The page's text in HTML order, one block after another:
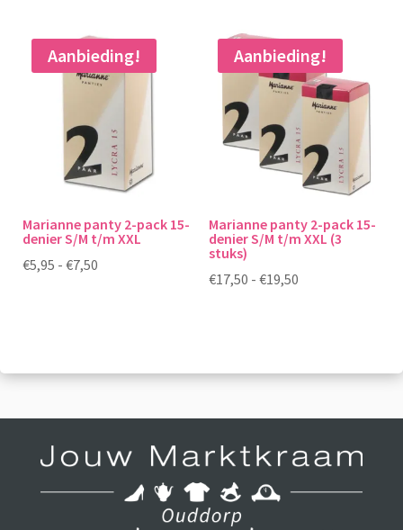
€20,85. €17,50.
€20,85. €17,50.
Aanbieding!
Marianne panty 2-pack 15-
denier S/M t/m XXL
€5,95 - €7,50
Aanbieding!
Marianne panty 2-pack 15-
denier S/M t/m XXL (3
stuks)
€17,50 - €19,50Prijsklasse: